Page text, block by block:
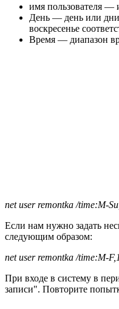
имя пользователя —
День — день или дни
воскресенье
Время — диапазон
net user remontka /time:M-
Если нам нужно задать
следующим образом:
net user remontka /time:M-
При входе в систему в
записи". Повторите